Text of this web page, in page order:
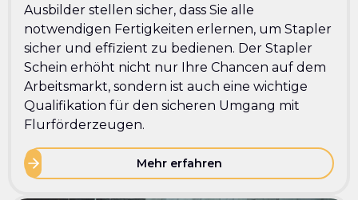
Ausbilder stellen sicher, dass Sie alle
notwendigen Fertigkeiten erlernen, um Stapler
sicher und effizient zu bedienen. Der Stapler
Schein erhöht nicht nur Ihre Chancen auf dem
Arbeitsmarkt, sondern ist auch eine wichtige
Qualifikation für den sicheren Umgang mit
Flurförderzeugen.
Mehr erfahren